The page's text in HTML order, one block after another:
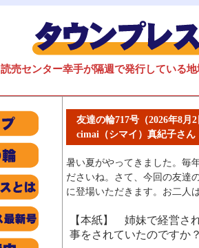
読売センター幸手が隔週で発行している
友達の輪717号（2026年8月
cimai（シマイ）真紀子さ
暑い夏がやってきました。毎
ださいね。さて、今回の友達
に登場いただきます。お二人
【本紙】 姉妹で経営さ
事をされていたのですか